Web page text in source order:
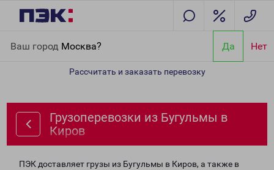
Ваш город Москва? Да Нет
Рассчитать и заказать перевозку
Грузоперевозки из Бугульмы в
Киров
ПЭК доставляет грузы из Бугульмы в Киров, а также в